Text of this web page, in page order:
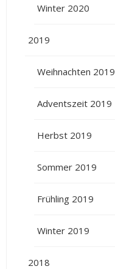
Winter 2020
2019
Weihnachten 2019
Adventszeit 2019
Herbst 2019
Sommer 2019
Frühling 2019
Winter 2019
2018